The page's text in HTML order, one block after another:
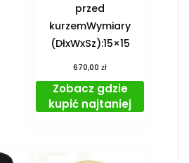
przed
kurzemWymiary
(DłxWxSz):15×15
670,00zł
Zobacz gdzie
kupić najtaniej